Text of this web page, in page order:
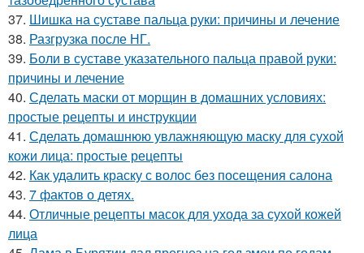
37. Шишка на суставе пальца руки: причины и лечение
38. Разгрузка после НГ.
39. Боли в суставе указательного пальца правой руки:
причины и лечение
40. Сделать маски от морщин в домашних условиях:
простые рецепты и инструкции
41. Сделать домашнюю увлажняющую маску для сухой
кожи лица: простые рецепты
42. Как удалить краску с волос без посещения салона
43. 7 фактов о детях.
44. Отличные рецепты масок для ухода за сухой кожей
лица